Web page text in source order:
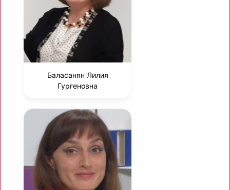
Баласанян Лилия
Гургеновна